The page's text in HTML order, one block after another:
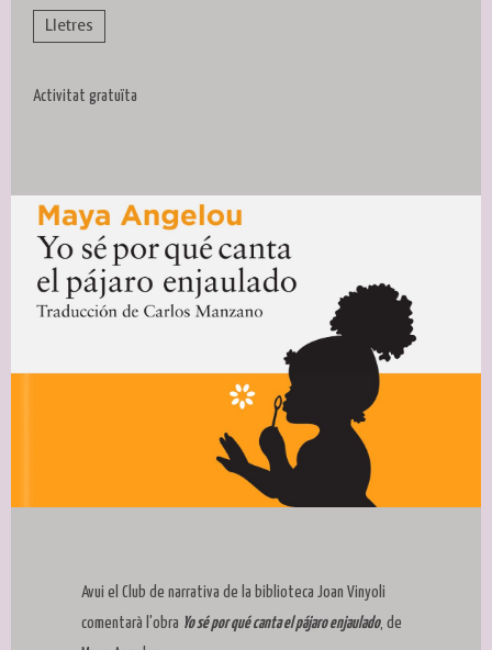
Lletres
Activitat gratuïta
Avui el Club de narrativa de la biblioteca Joan Vinyoli
comentarà l'obra Yo sé por qué canta el pájaro enjaulado, de